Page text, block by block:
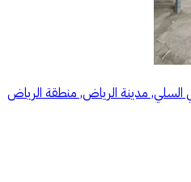
مدينة الرياض, منطقة الرياض